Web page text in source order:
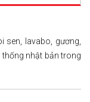
sen, lavabo, gương,
nhật bản trong